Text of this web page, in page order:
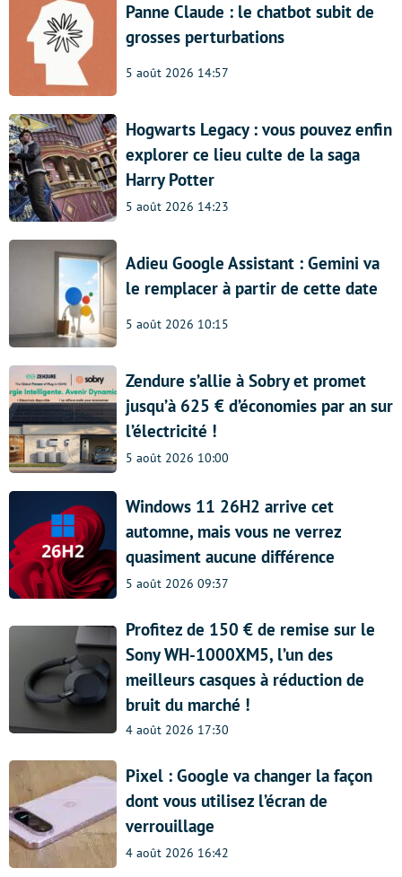
Panne Claude : le chatbot subit de
grosses perturbations
5 août 2026 14:57
Hogwarts Legacy : vous pouvez enfin
explorer ce lieu culte de la saga
Harry Potter
5 août 2026 14:23
Adieu Google Assistant : Gemini va
le remplacer à partir de cette date
5 août 2026 10:15
Zendure s’allie à Sobry et promet
jusqu’à 625 € d’économies par an sur
l’électricité !
5 août 2026 10:00
Windows 11 26H2 arrive cet
automne, mais vous ne verrez
quasiment aucune différence
5 août 2026 09:37
Profitez de 150 € de remise sur le
Sony WH-1000XM5, l’un des
meilleurs casques à réduction de
bruit du marché !
4 août 2026 17:30
Pixel : Google va changer la façon
dont vous utilisez l’écran de
verrouillage
4 août 2026 16:42